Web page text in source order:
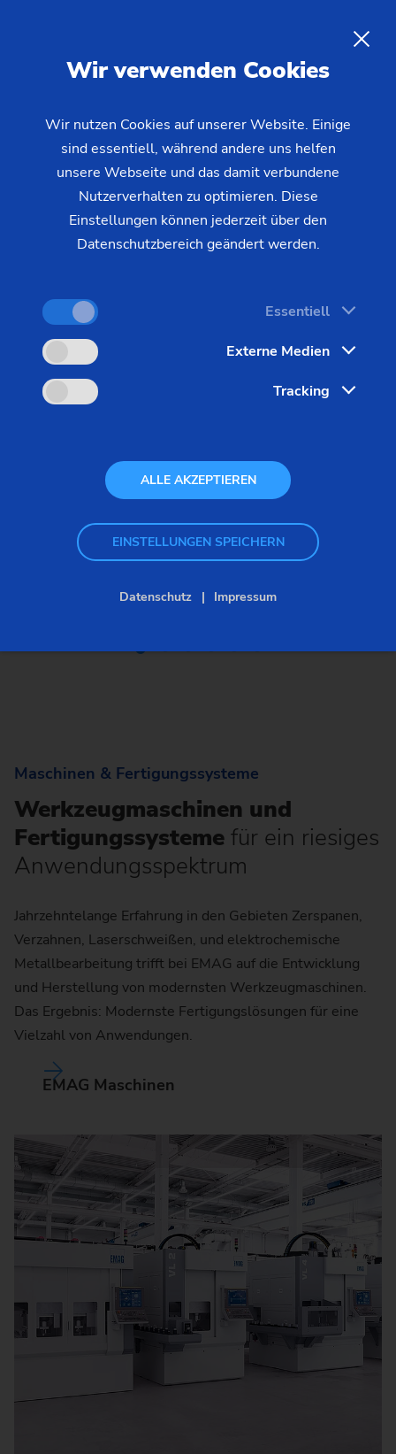
Maschinen
Maschinen & Fertigungssysteme
Werkzeugmaschinen und
Fertigungssysteme für ein riesiges
Anwendungsspektrum
Jahrzehntelange Erfahrung in den Gebieten Zerspanen,
Verzahnen, Laserschweißen, und elektrochemische
Metallbearbeitung trifft bei EMAG auf die Entwicklung
und Herstellung von modernsten Werkzeugmaschinen.
Das Ergebnis: Modernste Fertigungslösungen für eine
Vielzahl von Anwendungen.
EMAG Maschinen
Wir verwenden Cookies
Wir nutzen Cookies auf unserer Website. Einige
sind essentiell, während andere uns helfen
unsere Webseite und das damit verbundene
Nutzerverhalten zu optimieren. Diese
Einstellungen können jederzeit über den
Datenschutzbereich geändert werden.
Essentiell
Externe Medien
Tracking
ALLE AKZEPTIEREN
EINSTELLUNGEN SPEICHERN
Datenschutz Impressum